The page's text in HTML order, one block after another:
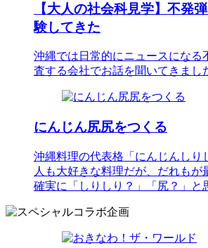
【大人の社会科見学】不発
験してきた
沖縄では日常的にニュースになる
査する会社でお話を聞いてきまし
にんじん尻尻をつくる
沖縄料理の代表格「にんじんしり
人も大好きな料理だが、だれもが
確実に「しりしり？」「尻？」と